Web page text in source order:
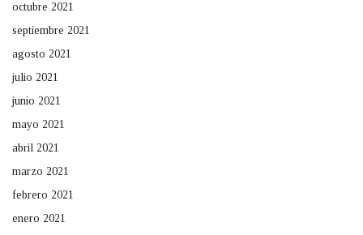
octubre 2021
septiembre 2021
agosto 2021
julio 2021
junio 2021
mayo 2021
abril 2021
marzo 2021
febrero 2021
enero 2021